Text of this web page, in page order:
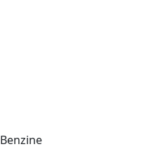
Benzine